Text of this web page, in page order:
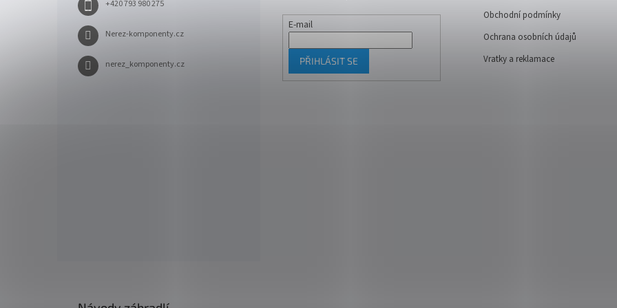
+420 793 980 275
Nerez-komponenty.cz
nerez_komponenty.cz
E-mail
PŘIHLÁSIT SE
Obchodní podmínky
Ochrana osobních údajů
Vratky a reklamace